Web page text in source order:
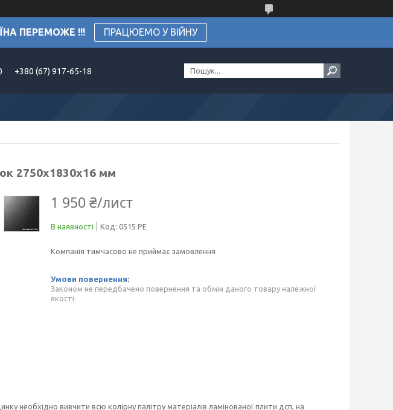
ПЕРЕМОЖЕ !!! ПРАЦЮЕМО У ВІЙНУ
+380 (67) 917-65-18
2750х1830х16 мм
1 950 ₴/лист
В наявності Код: 0515 PE
Компанія тимчасово не приймає замовлення
Законом не передбачено повернення та обмін даного товару належної
якості
необхідно вивчити всю колірну палітру матеріалів ламінованої плити дсп, на